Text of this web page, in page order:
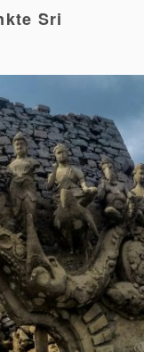
Sri